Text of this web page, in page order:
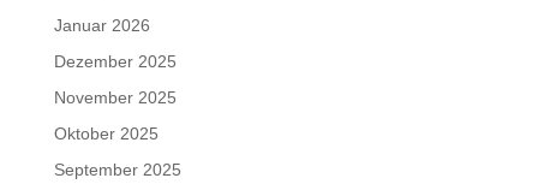
Januar 2026
Dezember 2025
November 2025
Oktober 2025
September 2025